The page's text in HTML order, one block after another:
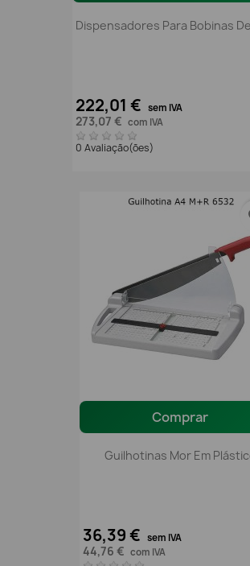
Dispensadores Para Bobinas
222,01 € sem IVA
273,07 € com IVA
0 Avaliação(ões)
Comprar
Guilhotinas Mor Em
36,39 € sem IVA
44,76 € com IVA